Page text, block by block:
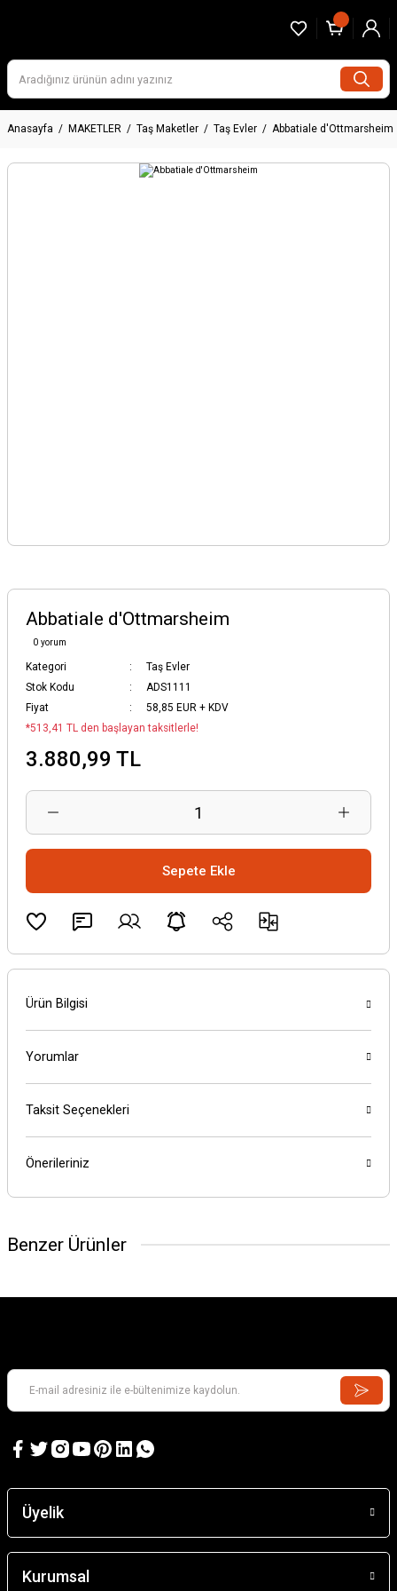
Anasayfa MAKETLER Taş Maketler Taş Evler Abbatiale d'Ottmarsheim
Abbatiale d'Ottmarsheim
0 yorum
Kategori
Taş Evler
Stok Kodu
ADS1111
Fiyat
58,85 EUR + KDV
*513,41 TL den başlayan taksitlerle!
3.880,99 TL
Sepete Ekle
Ürün Bilgisi
Yorumlar
Taksit Seçenekleri
Önerileriniz
Benzer Ürünler
4.197,53 TL
Barn
Üyelik
Kurumsal